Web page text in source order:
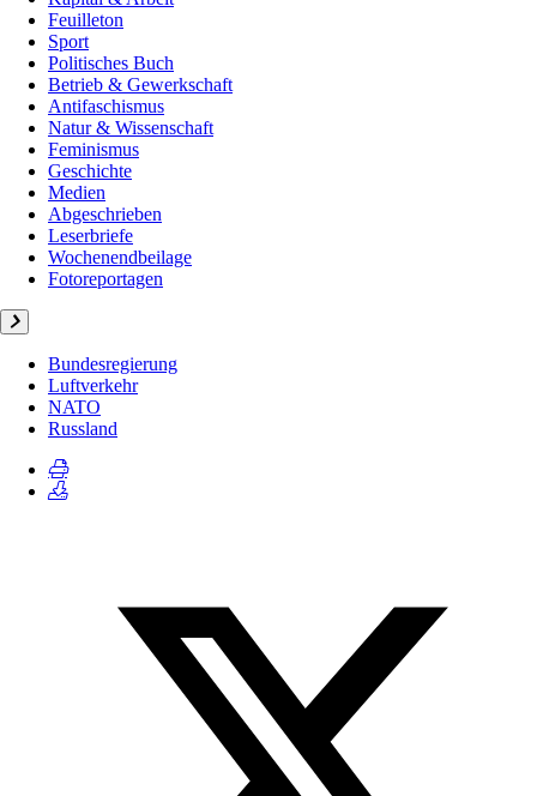
Feuilleton
Sport
Politisches Buch
Betrieb & Gewerkschaft
Antifaschismus
Natur & Wissenschaft
Feminismus
Geschichte
Medien
Abgeschrieben
Leserbriefe
Wochenendbeilage
Fotoreportagen
Bundesregierung
Luftverkehr
NATO
Russland